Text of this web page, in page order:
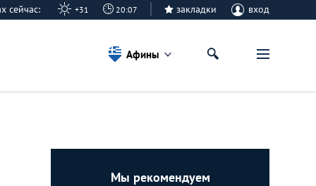
сейчас: +31 20:07 закладки вход
Афины
Мы рекомендуем